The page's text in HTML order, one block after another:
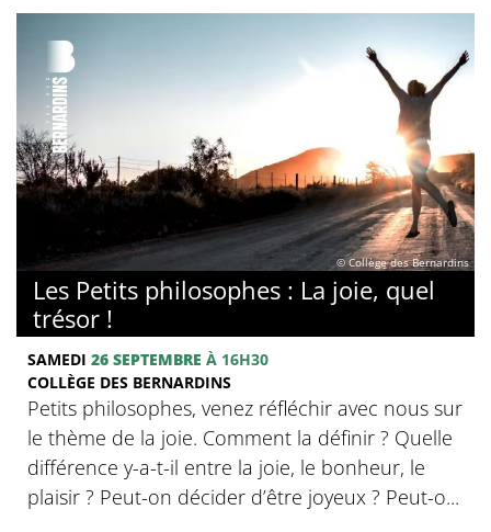
© Collège des Bernardins
Les Petits philosophes : La joie, quel
trésor !
SAMEDI 26 SEPTEMBRE À 16H30
COLLÈGE DES BERNARDINS
Petits philosophes, venez réfléchir avec nous sur
le thème de la joie. Comment la définir ? Quelle
différence y-a-t-il entre la joie, le bonheur, le
plaisir ? Peut-on décider d’être joyeux ? Peut-o...